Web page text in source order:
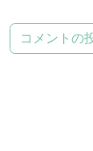
コメントの